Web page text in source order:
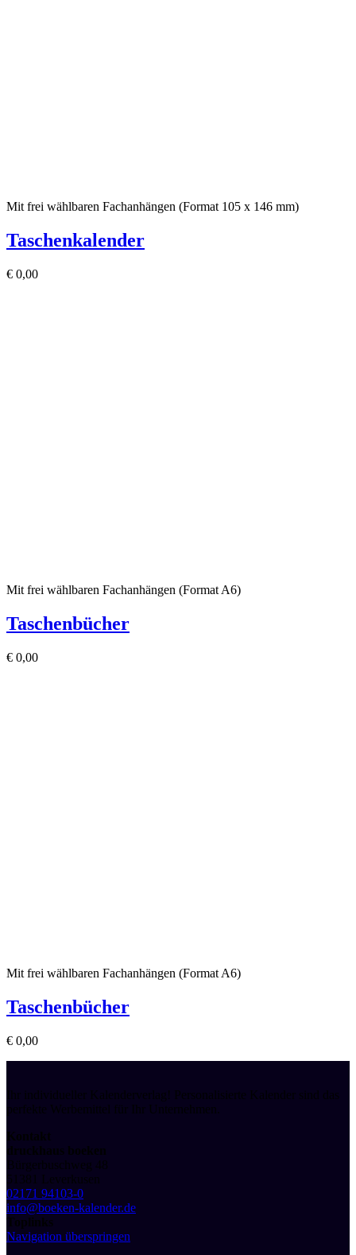
Mit frei wählbaren Fachanhängen (Format 105 x 146 mm)
Taschenkalender
€ 0,00
Mit frei wählbaren Fachanhängen (Format A6)
Taschenbücher
€ 0,00
Mit frei wählbaren Fachanhängen (Format A6)
Taschenbücher
€ 0,00
Ihr individueller Kalenderverlag! Personalisierte Kalender sind das
perfekte Werbemittel für Ihr Unternehmen.
Kontakt
druckhaus boeken
Bürgerbuschweg 48
51381 Leverkusen
02171 94103-0
info@boeken-kalender.de
Toplinks
Navigation überspringen